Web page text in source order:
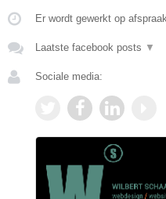
Er wordt gewerkt op afspraak.
Laatste facebook posts ▼
Sociale media: